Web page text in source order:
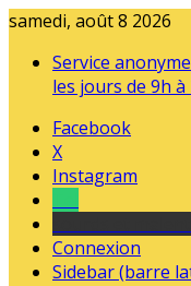
samedi, août 8 2026
Service
les jours de 9h à
Facebook
X
Instagram
Connexion
Sidebar (barre